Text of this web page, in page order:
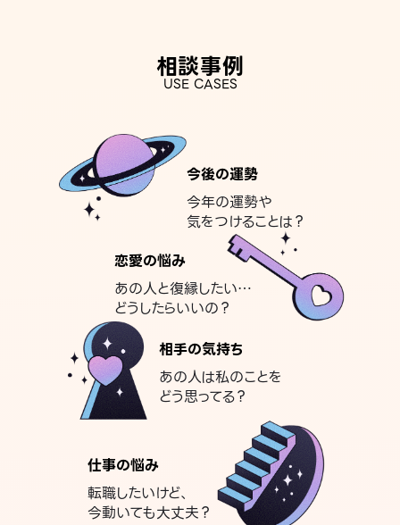
相談事例
USE CASES
今後の運勢
今年の運勢や
気をつけることは？
恋愛の悩み
あの人と復縁したい…
どうしたらいいの？
相手の気持ち
あの人は私のことを
どう思ってる？
仕事の悩み
転職したいけど、
今動いても大丈夫？